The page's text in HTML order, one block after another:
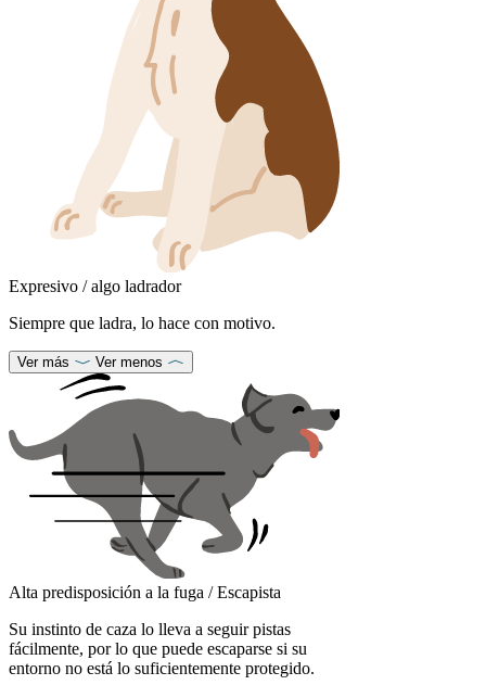
Expresivo / algo ladrador
Siempre que ladra, lo hace con motivo.
Ver más Ver menos
Alta predisposición a la fuga / Escapista
Su instinto de caza lo lleva a seguir pistas
fácilmente, por lo que puede escaparse si su
entorno no está lo suficientemente protegido.